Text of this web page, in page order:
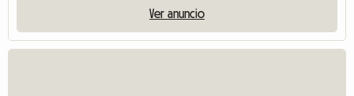
Ver anuncio